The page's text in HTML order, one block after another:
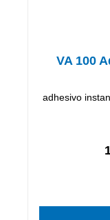
VA 100
adhesivo